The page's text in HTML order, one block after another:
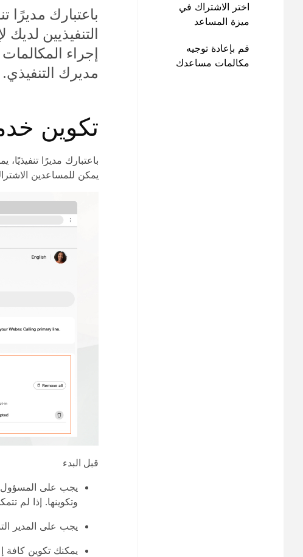
اختر الاشتراك في
ميزة المساعد
الاشتراك فيها
قم بإعادة توجيه
مكالمات مساعدك
باعتبارك مديرًا
التنفيذيين
إجراء
مديرك التنفيذي.
تكوين
باعتبارك مديرًا
يمكن للمساعدين
قبل البدء
يجب على المسؤول
وتكوينها. إذا لم
يجب على المدير
يمكنك تكوين كافة